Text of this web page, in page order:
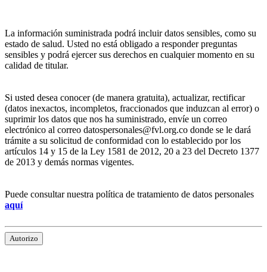
La información suministrada podrá incluir datos sensibles, como su
estado de salud. Usted no está obligado a responder preguntas
sensibles y podrá ejercer sus derechos en cualquier momento en su
calidad de titular.
Si usted desea conocer (de manera gratuita), actualizar, rectificar
(datos inexactos, incompletos, fraccionados que induzcan al error) o
suprimir los datos que nos ha suministrado, envíe un correo
electrónico al correo datospersonales@fvl.org.co donde se le dará
trámite a su solicitud de conformidad con lo establecido por los
artículos 14 y 15 de la Ley 1581 de 2012, 20 a 23 del Decreto 1377
de 2013 y demás normas vigentes.
Puede consultar nuestra política de tratamiento de datos personales
aquí
Autorizo